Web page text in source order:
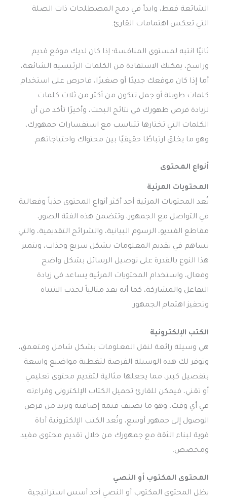
الشائعة فقط، وابدأ في دمج المصطلحات ذات الصلة
التي تعكس اهتمامات القارئ.
ثانيًا انتبه لمستوى المنافسة؛ إذا كان لديك موقع قديم
وراسخ، يمكنك الاستفادة من الكلمات الرئيسية الشائعة،
أما إذا كان موقعك جديدًا أو صغيرًا، فاحرص على استخدام
كلمات طويلة أو جمل تتكون من أكثر من ثلاث كلمات
لزيادة فرص ظهورك في نتائج البحث، وأخيرًا تأكد من أن
الكلمات التي تختارها تتناسب مع استفسارات جمهورك،
وهو ما يخلق ارتباطًا حقيقيًا بين محتواك واحتياجاتهم.
أنواع المحتوى
المحتويات المرئية
تُعد المحتويات المرئية أحد أكثر أنواع المحتوى جذباً وفعالية
في التواصل مع الجمهور، وتتضمن هذه الفئة الصور،
مقاطع الفيديو، الرسوم البيانية، والشرائح التقديمية، والتي
تساهم في تقديم المعلومات بشكل سريع وجذاب، ويتميز
هذا النوع بالقدرة على توصيل الرسائل بشكل واضح
وفعال، واستخدام المحتويات المرئية يساعد في زيادة
التفاعل والمشاركة، كما أنه يعد مثالياً لجذب الانتباه
وتحفيز اهتمام الجمهور.
الكتب الإلكترونية
هي وسيلة رائعة لنقل المعلومات بشكل شامل ومتعمق،
وتوفر لك هذه الوسيلة الفرصة لتغطية مواضيع واسعة
بتفصيل كبير، مما يجعلها مثالية لتقديم محتوى تعليمي
أو تقني، فيمكن للقارئ تحميل الكتاب الإلكتروني وقراءته
في أي وقت، وهو ما يضيف قيمة إضافية ويزيد من فرص
الوصول إلى جمهور أوسع، وتُعد الكتب الإلكترونية أداة
قوية لبناء الثقة مع جمهورك من خلال تقديم محتوى مفيد
ومخصص.
المحتوى المكتوب أو النصي
يظل المحتوى المكتوب أو النصي أحد أسس استراتيجية